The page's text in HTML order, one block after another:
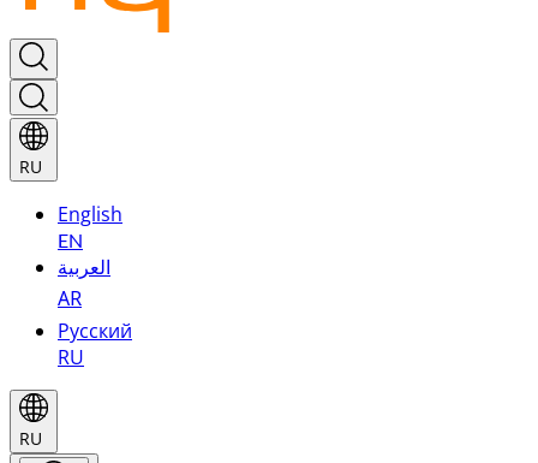
RU
English
EN
العربية
AR
Русский
RU
RU